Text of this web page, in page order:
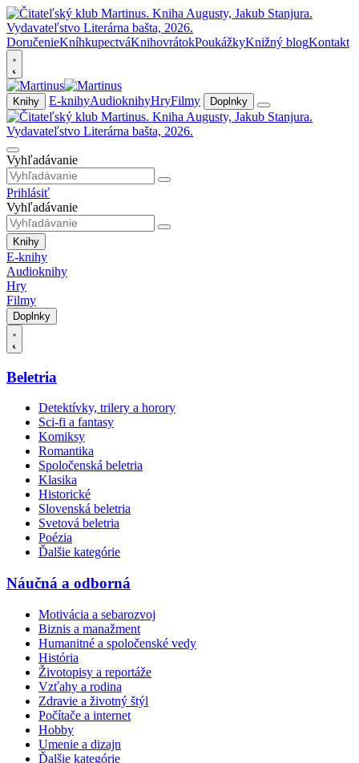
DoručenieKníhkupectváKnihovrátokPoukážkyKnižný blogKontakt
Knihy E-knihyAudioknihyHryFilmy Doplnky
Vyhľadávanie
Prihlásiť
Vyhľadávanie
Knihy
E-knihy
Audioknihy
Hry
Filmy
Doplnky
Beletria
Detektívky, trilery a horory
Sci-fi a fantasy
Komiksy
Romantika
Spoločenská beletria
Klasika
Historické
Slovenská beletria
Svetová beletria
Poézia
Ďalšie kategórie
Náučná a odborná
Motivácia a sebarozvoj
Biznis a manažment
Humanitné a spoločenské vedy
História
Životopisy a reportáže
Vzťahy a rodina
Zdravie a životný štýl
Počítače a internet
Hobby
Umenie a dizajn
Ďalšie kategórie